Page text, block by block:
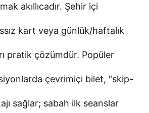
akıllıcadır. Şehir içi
kart veya günlük/haftalık
pratik çözümdür. Popüler
çevrimiçi bilet, “skip-
sağlar; sabah ilk seanslar